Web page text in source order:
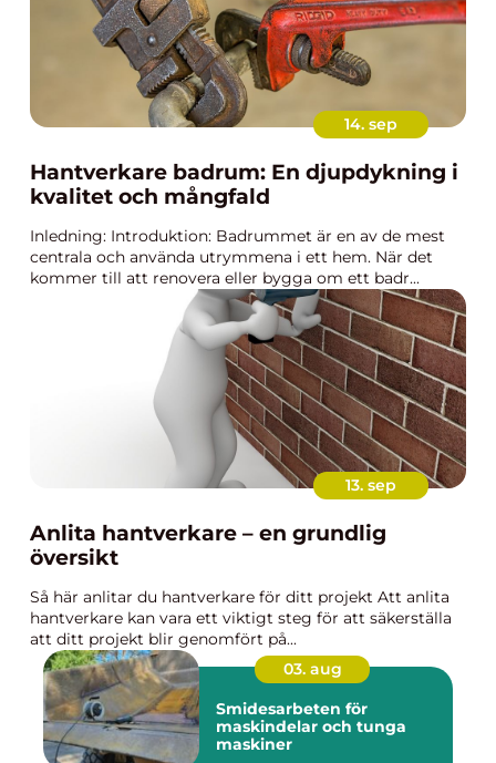
14. sep
Hantverkare badrum: En djupdykning i
kvalitet och mångfald
Inledning: Introduktion: Badrummet är en av de mest
centrala och använda utrymmena i ett hem. När det
kommer till att renovera eller bygga om ett badr...
13. sep
Anlita hantverkare – en grundlig
översikt
Så här anlitar du hantverkare för ditt projekt Att anlita
hantverkare kan vara ett viktigt steg för att säkerställa
att ditt projekt blir genomfört på...
03. aug
Smidesarbeten för
maskindelar och tunga
maskiner